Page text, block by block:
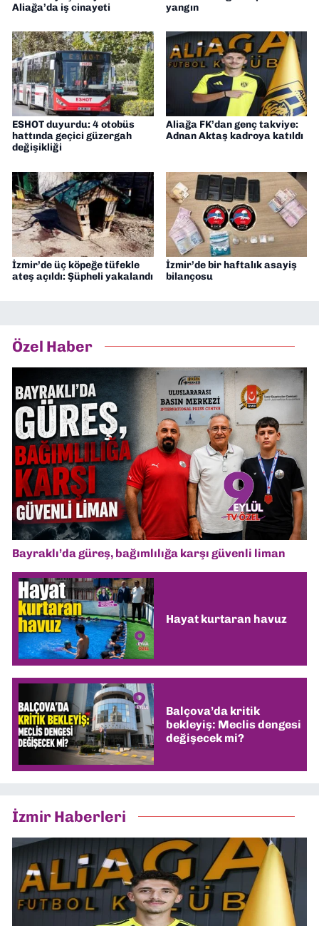
Aliağa’da iş cinayeti
yangın
ESHOT duyurdu: 4 otobüs
hattında geçici güzergah
değişikliği
Aliağa FK’dan genç takviye:
Adnan Aktaş kadroya katıldı
İzmir’de üç köpeğe tüfekle
ateş açıldı: Şüpheli yakalandı
İzmir’de bir haftalık asayiş
bilançosu
Özel Haber
Bayraklı’da güreş, bağımlılığa karşı güvenli liman
Hayat kurtaran havuz
Balçova’da kritik
bekleyiş: Meclis dengesi
değişecek mi?
İzmir Haberleri